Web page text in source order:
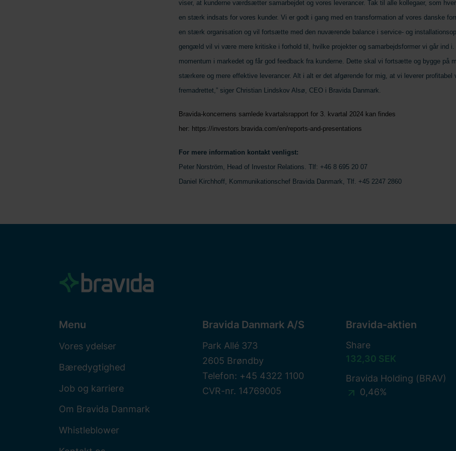
viser, at kunderne værdsætter samarbejdet og vores leverancer. Tak til alle kollegaer, som
en stærk indsats for vores kunder. Vi er godt i gang med en transformation af vores danske
en stærk organisation og vil fortsætte med den nuværende balance i service- og
gengæld vil vi være mere kritiske i forhold til, hvilke projekter og samarbejdsformer vi går ind i.
momentum i markedet og får god feedback fra kunderne. Dette skal vi fortsætte og bygge på
stærkere og mere effektive leverancer. Alt i alt er det afgørende for mig, at vi leverer
fremadrettet,” siger Christian Lindskov Alsø, CEO i Bravida Danmark.
Bravida-koncernens samlede kvartalsrapport for 3. kvartal 2024 kan findes
her: https://investors.bravida.com/en/reports-and-presentations
For mere information kontakt venligst:
Peter Norström, Head of Investor Relations. Tlf: +46 8 695 20 07
Daniel Kirchhoff, Kommunikationschef Bravida Danmark, Tlf. +45 2247 2860
Menu
Vores ydelser
Bæredygtighed
Job og karriere
Om Bravida Danmark
Whistleblower
Bravida Danmark A/S
Park Allé 373
2605 Brøndby
Telefon: +45 4322 1100
CVR-nr. 14769005
Bravida-aktien
Share
132,30 SEK
Bravida Holding (BRAV)
0,46%